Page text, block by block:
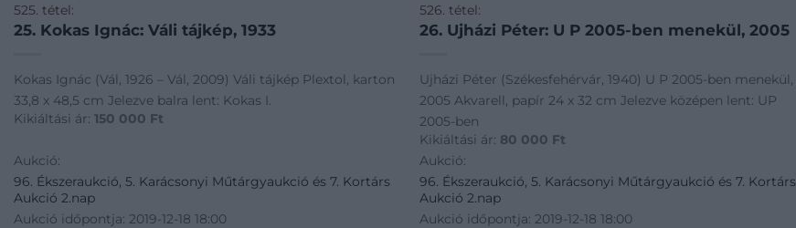
525. tétel:
25. Kokas Ignác: Váli tájkép, 1933
Kokas Ignác (Vál, 1926 – Vál, 2009) Váli tájkép Plextol, karton
33,8 x 48,5 cm Jelezve balra lent: Kokas I.
Kikiáltási ár: 150 000 Ft
Aukció:
96. Ékszeraukció, 5. Karácsonyi Műtárgyaukció és 7. Kortárs
Aukció 2.nap
Aukció időpontja: 2019-12-18 18:00
526. tétel:
26. Ujházi Péter: U P 2005-ben menekül, 2005
Ujházi Péter (Székesfehérvár, 1940) U P 2005-ben menekül,
2005 Akvarell, papír 24 x 32 cm Jelezve középen lent: UP
2005-ben
Kikiáltási ár: 80 000 Ft
Aukció:
96. Ékszeraukció, 5. Karácsonyi Műtárgyaukció és 7. Kortárs
Aukció 2.nap
Aukció időpontja: 2019-12-18 18:00